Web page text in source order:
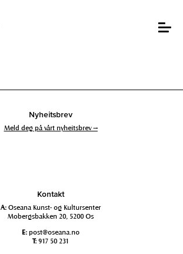
Toggle
Nyheitsbrev
Meld deg på vårt nyheitsbrev →
Kontakt
A: Oseana Kunst- og Kultursenter
Mobergsbakken 20, 5200 Os
E: post@oseana.no
T: 917 50 231